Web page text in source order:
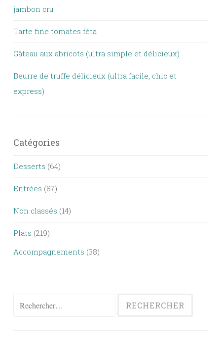
jambon cru
Tarte fine tomates féta
Gâteau aux abricots (ultra simple et délicieux)
Beurre de truffe délicieux (ultra facile, chic et
express)
Catégories
Desserts (64)
Entrées (87)
Non classés (14)
Plats (219)
Accompagnements (38)
Rechercher :